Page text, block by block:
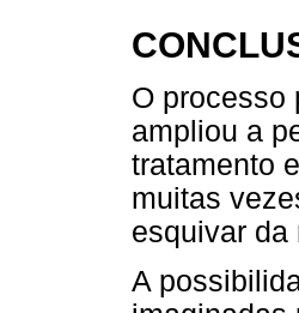
O processo
ampliou a
tratamento
muitas
esquivar da
A